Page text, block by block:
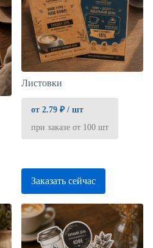
Листовки
от 2.79 ₽ / шт
при заказе от 100 шт
Заказать сейчас